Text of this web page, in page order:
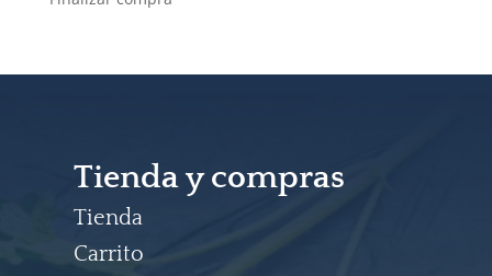
Tienda y compras
Tienda
Carrito